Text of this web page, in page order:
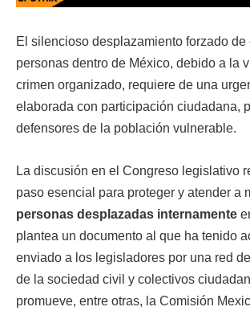
El silencioso desplazamiento forzado de
personas dentro de México, debido a la
crimen organizado, requiere de una
elaborada con participación ciudadana,
defensores de la población vulnerable.
La discusión en el Congreso legislativo
paso esencial para proteger y atender a
personas desplazadas internamente
plantea un documento al que ha tenido
enviado a los legisladores por una red
de la sociedad civil y colectivos
promueve, entre otras, la Comisión